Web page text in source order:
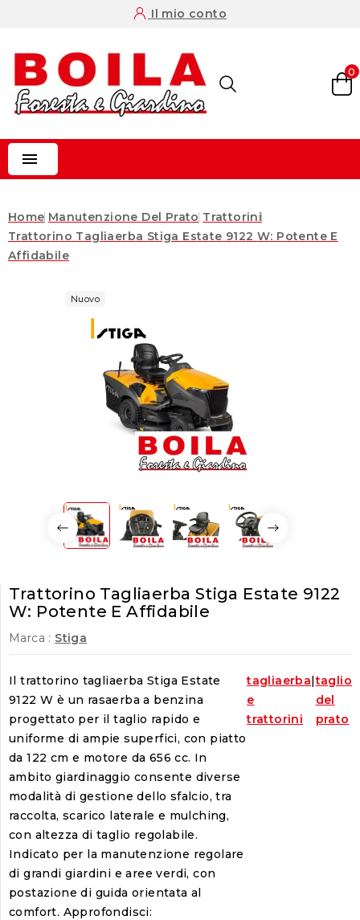
Il mio conto
0

Home Manutenzione Del Prato Trattorini
Trattorino Tagliaerba Stiga Estate 9122 W: Potente E
Affidabile
Nuovo
Trattorino Tagliaerba Stiga Estate 9122
W: Potente E Affidabile
Marca : Stiga
Il trattorino tagliaerba Stiga Estate
9122 W è un rasaerba a benzina
progettato per il taglio rapido e
uniforme di ampie superfici, con piatto
da 122 cm e motore da 656 cc. In
ambito giardinaggio consente diverse
modalità di gestione dello sfalcio, tra
raccolta, scarico laterale e mulching,
con altezza di taglio regolabile.
Indicato per la manutenzione regolare
di grandi giardini e aree verdi, con
postazione di guida orientata al
comfort. Approfondisci:
tagliaerba
e
trattorini
|taglio
del
prato